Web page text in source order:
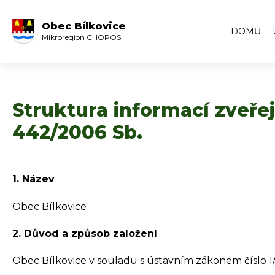
Obec Bílkovice
Mikroregion CHOPOS
DOMŮ
Struktura informací
442/2006 Sb.
1. Název
Obec Bílkovice
2. Důvod a způsob založení
Obec Bílkovice v souladu s ústavním zákonem číslo